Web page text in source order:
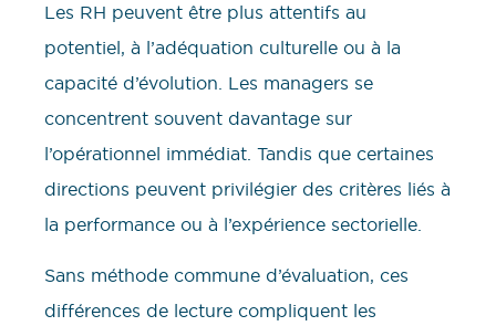
Les RH peuvent être plus attentifs au
potentiel, à l’adéquation culturelle ou à la
capacité d’évolution. Les managers se
concentrent souvent davantage sur
l’opérationnel immédiat. Tandis que certaines
directions peuvent privilégier des critères liés à
la performance ou à l’expérience sectorielle.
Sans méthode commune d’évaluation, ces
différences de lecture compliquent les